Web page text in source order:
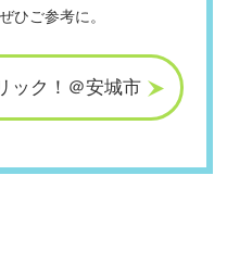
ひご参考に。
ック！ ＠安城市